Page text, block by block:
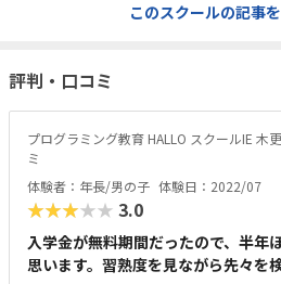
このスクールの記事
評判・口コミ
プログラミング教育 HALLO スクールIE 木
ミ
体験者：年長/男の子 体験日：2022/07
★★★★★ 3.0
入学金が無料期間だったので、半年
思います。習熟度を見ながら先々を